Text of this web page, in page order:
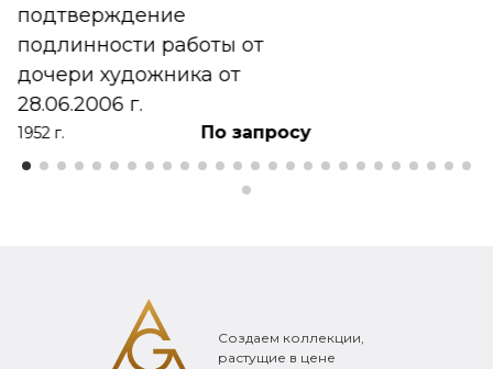
подтверждение
подлинности работы от
дочери художника от
28.06.2006 г.
1952 г. По запросу
Создаем коллекции,
растущие в цене